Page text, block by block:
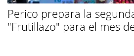
Perico prepara la
"Frutillazo" para el mes